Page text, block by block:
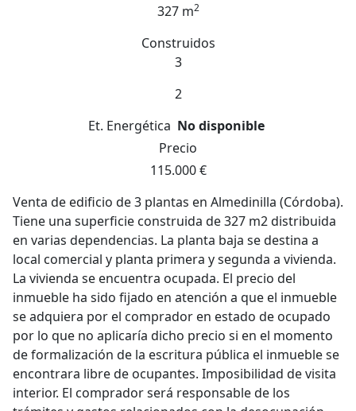
327 m2
Construidos
3
2
Et. Energética No disponible
Precio
115.000 €
Venta de edificio de 3 plantas en Almedinilla (Córdoba).
Tiene una superficie construida de 327 m2 distribuida
en varias dependencias. La planta baja se destina a
local comercial y planta primera y segunda a vivienda.
La vivienda se encuentra ocupada. El precio del
inmueble ha sido fijado en atención a que el inmueble
se adquiera por el comprador en estado de ocupado
por lo que no aplicaría dicho precio si en el momento
de formalización de la escritura pública el inmueble se
encontrara libre de ocupantes. Imposibilidad de visita
interior. El comprador será responsable de los